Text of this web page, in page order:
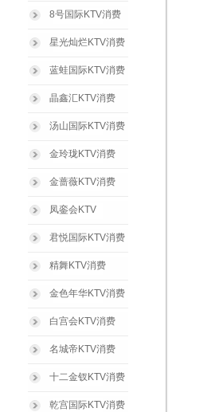
8号国际KTV消费
星光灿烂KTV消费
蓝蛙国际KTV消费
晶鑫汇KTV消费
汤山国际KTV消费
金玲珑KTV消费
金蔷薇KTV消费
凤銮会KTV
君悦国际KTV消费
精舞KTV消费
金色年华KTV消费
白宫会KTV消费
名城帝KTV消费
十二金钗KTV消费
乾宫国际KTV消费